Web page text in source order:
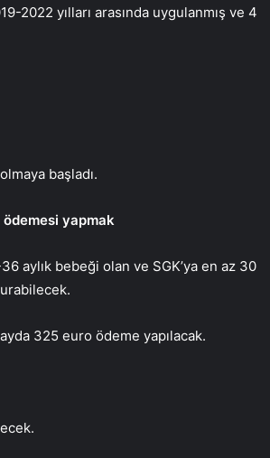
2022 yılları arasında uygulanmış ve 4
başladı.
ödemesi yapmak
aylık bebeği olan ve SGK’ya en az 30
ayda 325 euro ödeme yapılacak.